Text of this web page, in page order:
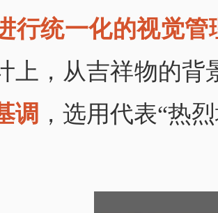
行统一化的视觉管
上，从吉祥物的背
调 ，选用代表“热